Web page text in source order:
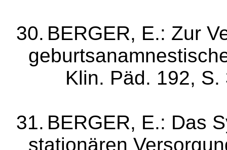
30. BERGER, E.: Zur
Klin. Päd. 192, S.
31. BERGER, E.: Das
stationären